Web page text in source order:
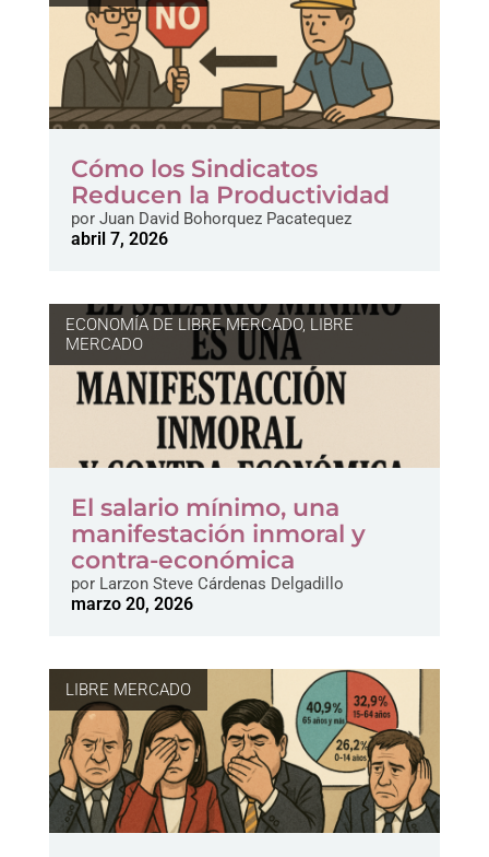
Cómo los Sindicatos
Reducen la Productividad
porJuan David Bohorquez Pacatequez
abril 7, 2026
ECONOMÍA DE LIBRE MERCADO, LIBRE
MERCADO
El salario mínimo, una
manifestación inmoral y
contra-económica
porLarzon Steve Cárdenas Delgadillo
marzo 20, 2026
LIBRE MERCADO